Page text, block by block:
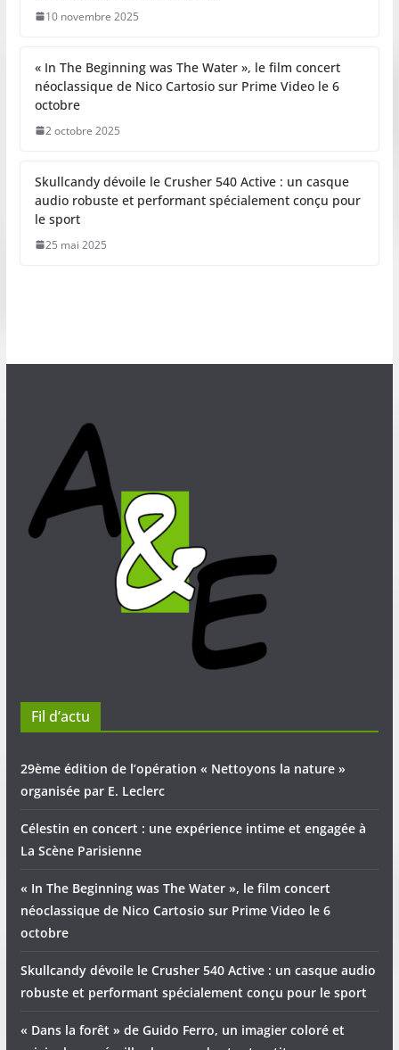
10 novembre 2025
« In The Beginning was The Water », le film concert
néoclassique de Nico Cartosio sur Prime Video le 6
octobre
2 octobre 2025
Skullcandy dévoile le Crusher 540 Active : un casque
audio robuste et performant spécialement conçu pour
le sport
25 mai 2025
Fil d’actu
29ème édition de l’opération « Nettoyons la nature »
organisée par E. Leclerc
Célestin en concert : une expérience intime et engagée à
La Scène Parisienne
« In The Beginning was The Water », le film concert
néoclassique de Nico Cartosio sur Prime Video le 6
octobre
Skullcandy dévoile le Crusher 540 Active : un casque audio
robuste et performant spécialement conçu pour le sport
« Dans la forêt » de Guido Ferro, un imagier coloré et